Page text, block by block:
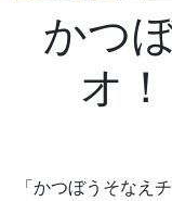
かつ
オ
「かつぼうそなえ